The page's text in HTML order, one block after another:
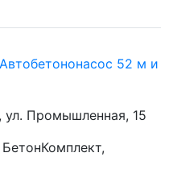
52 м и
ул. Промышленная, 15
БетонКомплект,